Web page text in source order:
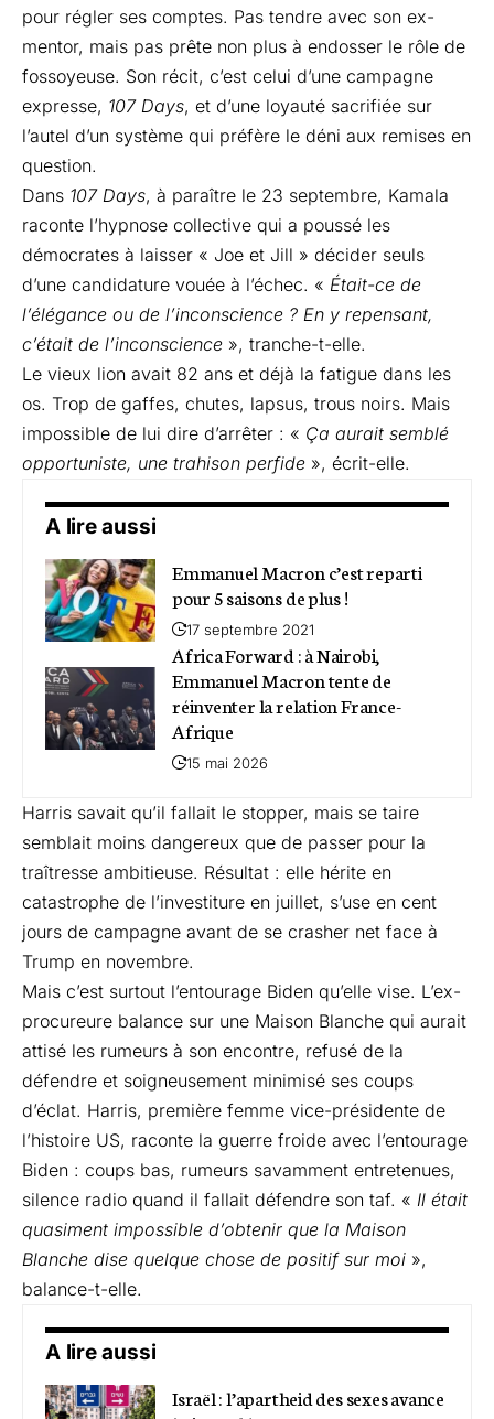
pour régler ses comptes. Pas tendre avec son ex-
mentor, mais pas prête non plus à endosser le rôle de
fossoyeuse. Son récit, c’est celui d’une campagne
expresse, 107 Days, et d’une loyauté sacrifiée sur
l’autel d’un système qui préfère le déni aux remises en
question.
Dans 107 Days, à paraître le 23 septembre, Kamala
raconte l’hypnose collective qui a poussé les
démocrates à laisser « Joe et Jill » décider seuls
d’une candidature vouée à l’échec. « Était-ce de
l’élégance ou de l’inconscience ? En y repensant,
c’était de l’inconscience », tranche-t-elle.
Le vieux lion avait 82 ans et déjà la fatigue dans les
os. Trop de gaffes, chutes, lapsus, trous noirs. Mais
impossible de lui dire d’arrêter : « Ça aurait semblé
opportuniste, une trahison perfide », écrit-elle.
A lire aussi
Emmanuel Macron c’est reparti
pour 5 saisons de plus !
17 septembre 2021
Africa Forward : à Nairobi,
Emmanuel Macron tente de
réinventer la relation France-
Afrique
15 mai 2026
Harris savait qu’il fallait le stopper, mais se taire
semblait moins dangereux que de passer pour la
traîtresse ambitieuse. Résultat : elle hérite en
catastrophe de l’investiture en juillet, s’use en cent
jours de campagne avant de se crasher net face à
Trump en novembre.
Mais c’est surtout l’entourage Biden qu’elle vise. L’ex-
procureure balance sur une Maison Blanche qui aurait
attisé les rumeurs à son encontre, refusé de la
défendre et soigneusement minimisé ses coups
d’éclat. Harris, première femme vice-présidente de
l’histoire US, raconte la guerre froide avec l’entourage
Biden : coups bas, rumeurs savamment entretenues,
silence radio quand il fallait défendre son taf. « Il était
quasiment impossible d’obtenir que la Maison
Blanche dise quelque chose de positif sur moi »,
balance-t-elle.
A lire aussi
Israël : l’apartheid des sexes avance